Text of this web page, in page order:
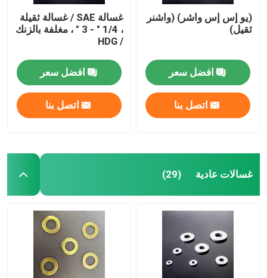
(يو إس إس واشر) (واشنر
ثقيل)
افضل سعر
اتصل بنا
غسالة SAE / غسالة ثقيلة
، 1/4 " - 3 " ، مغلفة بالزنك
/ HDG
افضل سعر
اتصل بنا
غسالات عادية (29)